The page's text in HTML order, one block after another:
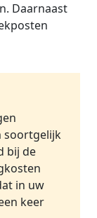
Daarnaast
soortgelijk
bij de
in uw
keer